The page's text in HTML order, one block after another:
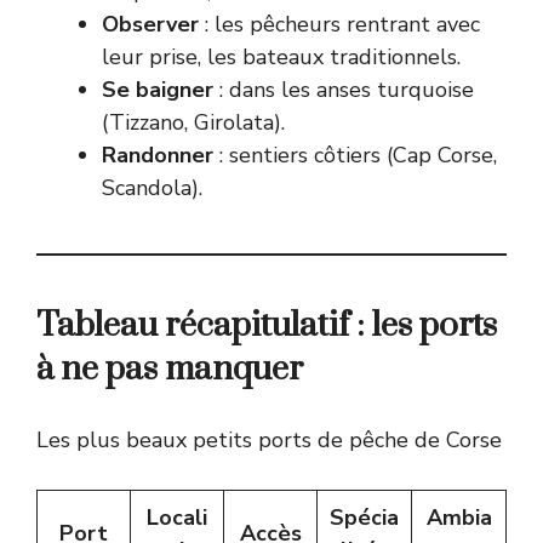
Observer : les pêcheurs rentrant avec
leur prise, les bateaux traditionnels.
Se baigner : dans les anses turquoise
(Tizzano, Girolata).
Randonner : sentiers côtiers (Cap Corse,
Scandola).
Tableau récapitulatif : les ports
à ne pas manquer
Les plus beaux petits ports de pêche de Corse
Port
Locali
Accès
Spécia
Ambia